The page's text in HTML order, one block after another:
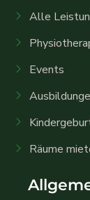
Alle
Events
Räume